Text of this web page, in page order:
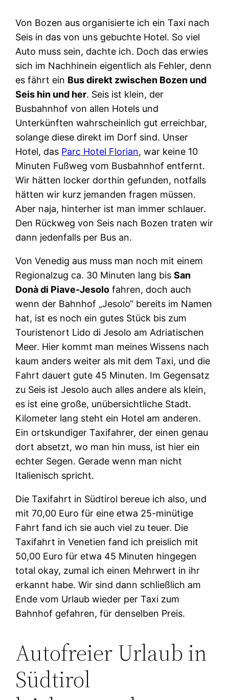
Von Bozen aus organisierte ich ein Taxi nach
Seis in das von uns gebuchte Hotel. So viel
Auto muss sein, dachte ich. Doch das erwies
sich im Nachhinein eigentlich als Fehler, denn
es fährt ein Bus direkt zwischen Bozen und
Seis hin und her. Seis ist klein, der
Busbahnhof von allen Hotels und
Unterkünften wahrscheinlich gut erreichbar,
solange diese direkt im Dorf sind. Unser
Hotel, das Parc Hotel Florian, war keine 10
Minuten Fußweg vom Busbahnhof entfernt.
Wir hätten locker dorthin gefunden, notfalls
hätten wir kurz jemanden fragen müssen.
Aber naja, hinterher ist man immer schlauer.
Den Rückweg von Seis nach Bozen traten wir
dann jedenfalls per Bus an.
Von Venedig aus muss man noch mit einem
Regionalzug ca. 30 Minuten lang bisSan
Donà di Piave-Jesolo fahren, doch auch
wenn der Bahnhof „Jesolo“ bereits im Namen
hat, ist es noch ein gutes Stück bis zum
Touristenort Lido di Jesolo am Adriatischen
Meer. Hier kommt man meines Wissens nach
kaum anders weiter als mit dem Taxi, und die
Fahrt dauert gute 45 Minuten. Im Gegensatz
zu Seis ist Jesolo auch alles andere als klein,
es ist eine große, unübersichtliche Stadt.
Kilometer lang steht ein Hotel am anderen.
Ein ortskundiger Taxifahrer, der einen genau
dort absetzt, wo man hin muss, ist hier ein
echter Segen. Gerade wenn man nicht
Italienisch spricht.
Die Taxifahrt in Südtirol bereue ich also, und
mit 70,00 Euro für eine etwa 25-minütige
Fahrt fand ich sie auch viel zu teuer. Die
Taxifahrt in Venetien fand ich preislich mit
50,00 Euro für etwa 45 Minuten hingegen
total okay, zumal ich einen Mehrwert in ihr
erkannt habe. Wir sind dann schließlich am
Ende vom Urlaub wieder per Taxi zum
Bahnhof gefahren, für denselben Preis.
Autofreier Urlaub in
Südtirol